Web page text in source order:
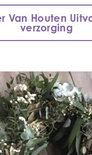
Van Houten
verzorging